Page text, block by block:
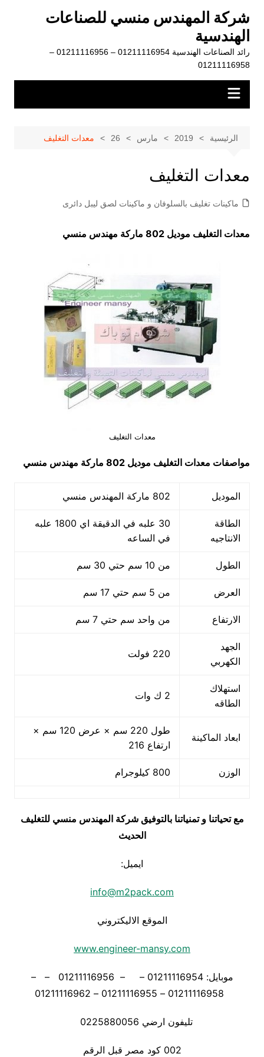
المحتوى
شركة المهندس منسي للصناعات
الهندسية
رائد الصناعات الهندسية 01211116954 – 01211116956 –
01211116958
الرئيسية 2019 مارس 26 معدات التغليف
معدات التغليف
ماكينات تغليف بالسلوفان و ماكينات لصق ليبل دائرى
معدات التغليف موديل 802 ماركة مهندس منسي
معدات التغليف
مواصفات معدات التغليف موديل 802 ماركة مهندس منسي
الموديل 802 ماركة المهندس منسي
الطاقة
الانتاجيه
30 علبه في الدقيقة اي 1800 علبه
في الساعه
الطول من 10 سم حتي 30 سم
العرض من 5 سم حتي 17 سم
الارتفاع من واحد سم حتي 7 سم
الجهد
الكهربي
220 فولت
استهلاك
الطاقه
2 ك وات
ابعاد الماكينة
طول 220 سم × عرض 120 سم ×
ارتفاع 216
الوزن 800 كيلوجرام
مع تحياتنا و تمنياتنا بالتوفيق شركة المهندس منسي للتغليف
الحديث
ايميل:
info@m2pack.com
الموقع الاليكتروني
www.engineer-mansy.com
موبايل: 01211116954 – – 01211116956 – –
تليفون ارضي 0225880056
002 كود مصر قبل الرقم